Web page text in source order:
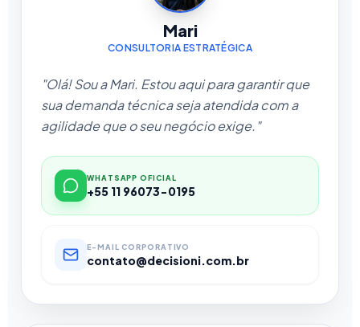
Mari
CONSULTORIA ESTRATÉGICA
"Olá! Sou a Mari. Estou aqui para garantir que
sua demanda técnica seja atendida com a
agilidade que o seu negócio exige."
WHATSAPP OFICIAL
+55 11 96073-0195
E-MAIL CORPORATIVO
contato@decisioni.com.br